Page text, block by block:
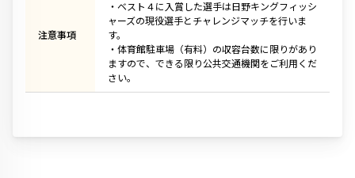
注意事項
・ベスト４に入賞した選手は日野キングフィッシ
ャーズの現役選手とチャレンジマッチを行いま
す。
・体育館駐車場（有料）の収容台数に限りがあり
ますので、できる限り公共交通機関をご利用くだ
さい。